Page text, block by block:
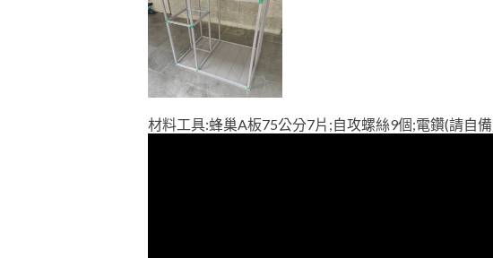
材料工具:蜂巢A板75公分7片;自攻螺絲9個;電鑽(請自備